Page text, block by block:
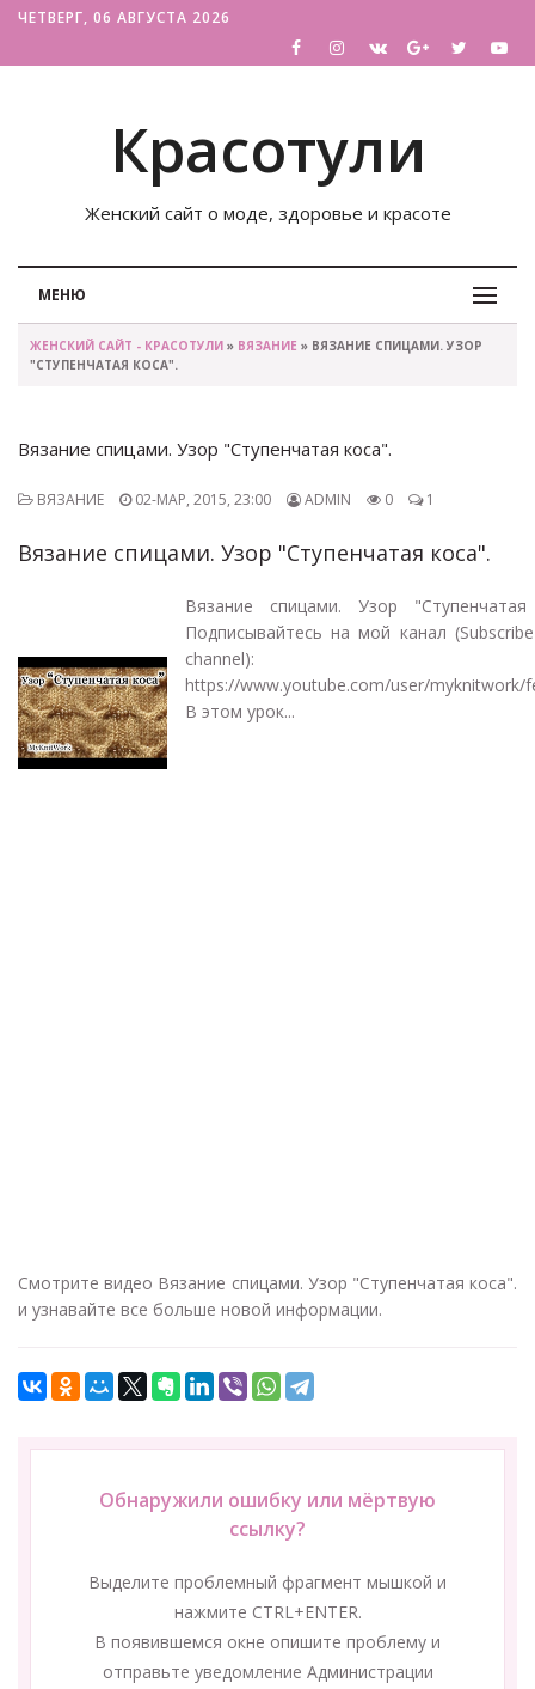
ЧЕТВЕРГ, 06 АВГУСТА 2026
Красотули
Женский сайт о моде, здоровье и красоте
МЕНЮ
ЖЕНСКИЙ САЙТ - КРАСОТУЛИ » ВЯЗАНИЕ » ВЯЗАНИЕ СПИЦАМИ. УЗОР
"СТУПЕНЧАТАЯ КОСА".
Вязание спицами. Узор "Ступенчатая коса".
ВЯЗАНИЕ 02-МАР, 2015, 23:00 ADMIN 0 1
Вязание спицами. Узор "Ступенчатая коса".
Вязание спицами. Узор "Ступенчатая
Подписывайтесь на мой канал
channel):
https://www.youtube.com/user/myknitwork/
В этом урок...
Смотрите видео Вязание спицами. Узор "Ступенчатая коса".
и узнавайте все больше новой информации.
Обнаружили ошибку или мёртвую
ссылку?
Выделите проблемный фрагмент мышкой и
нажмите CTRL+ENTER.
В появившемся окне опишите проблему и
отправьте уведомление Администрации